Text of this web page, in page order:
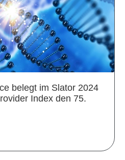
belegt im Slator 2024
Index den 75.